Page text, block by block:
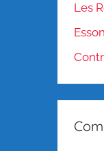
Les